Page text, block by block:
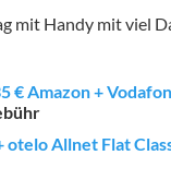
mit Handy mit viel
€ Amazon +
otelo Allnet Flat